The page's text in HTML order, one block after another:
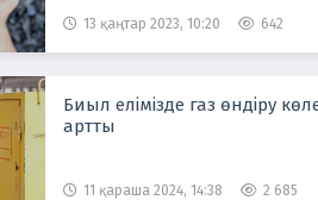
13 қаңтар 2023, 10:20 642
Биыл елімізде газ өндіру
артты
11 қараша 2024, 14:38 2 685